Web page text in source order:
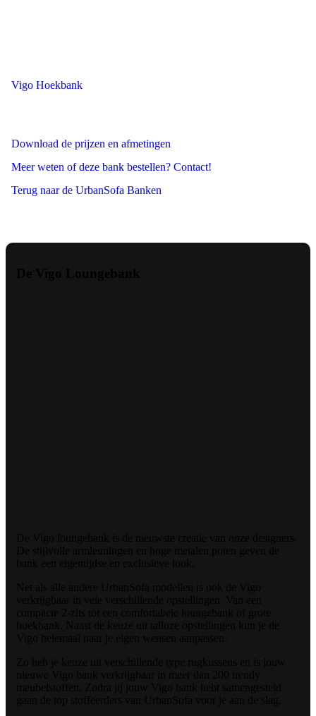
Vigo Hoekbank
Download de prijzen en afmetingen
Meer weten of deze bank bestellen? Contact!
Terug naar de UrbanSofa Banken